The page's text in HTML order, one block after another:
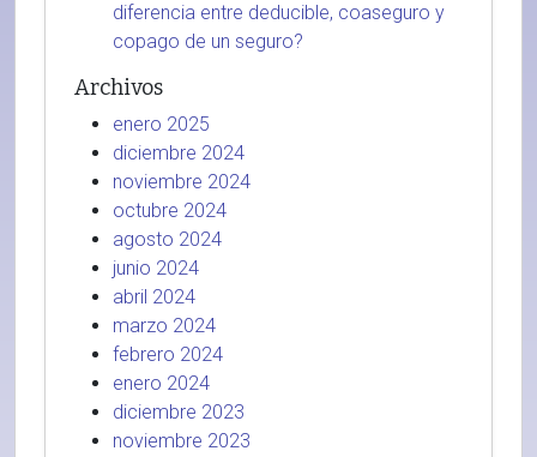
diferencia entre deducible, coaseguro y
copago de un seguro?
Archivos
enero 2025
diciembre 2024
noviembre 2024
octubre 2024
agosto 2024
junio 2024
abril 2024
marzo 2024
febrero 2024
enero 2024
diciembre 2023
noviembre 2023